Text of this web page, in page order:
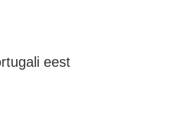
eest